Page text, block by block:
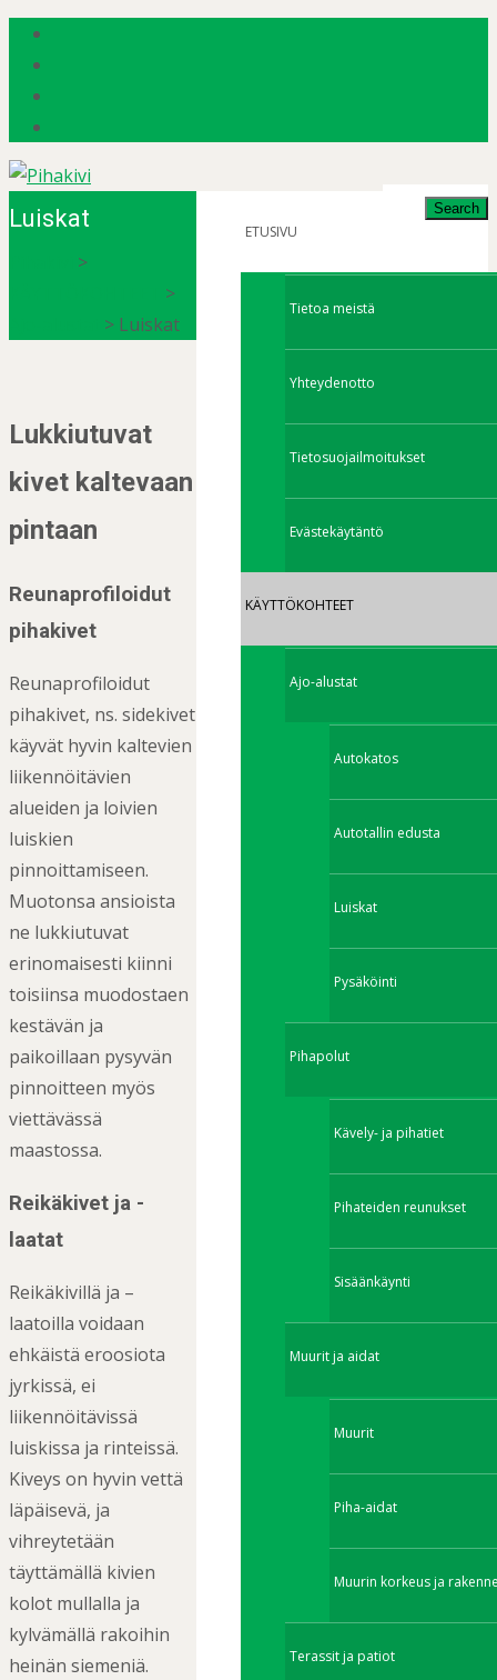
ETUSIVU
Tietoa meistä
Yhteydenotto
Tietosuojailmoitukset
Evästekäytäntö
KÄYTTÖKOHTEET
Ajo-alustat
Autokatos
Autotallin edusta
Luiskat
Pysäköinti
Pihapolut
Kävely- ja pihatiet
Pihateiden reunukset
Sisäänkäynti
Muurit ja aidat
Muurit
Piha-aidat
Muurin korkeus ja
Terassit ja patiot
Search
Luiskat
>
>
> Luiskat
Lukkiutuvat
kivet kaltevaan
pintaan
Reunaprofiloidut
pihakivet
Reunaprofiloidut
pihakivet, ns. sidekivet
käyvät hyvin kaltevien
liikennöitävien
alueiden ja loivien
luiskien
pinnoittamiseen.
Muotonsa ansioista
ne lukkiutuvat
erinomaisesti kiinni
toisiinsa muodostaen
kestävän ja
paikoillaan pysyvän
pinnoitteen myös
viettävässä
maastossa.
Reikäkivet ja -
laatat
Reikäkivillä ja –
laatoilla voidaan
ehkäistä eroosiota
jyrkissä, ei
liikennöitävissä
luiskissa ja rinteissä.
Kiveys on hyvin vettä
läpäisevä, ja
vihreytetään
täyttämällä kivien
kolot mullalla ja
kylvämällä rakoihin
heinän siemeniä.